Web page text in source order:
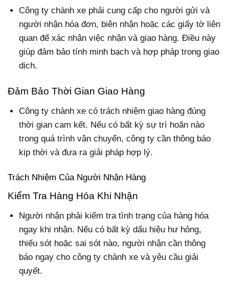
Công ty chành xe phải cung cấp cho người gửi và
người nhận hóa đơn, biên nhận hoặc các giấy tờ liên
quan để xác nhận việc nhận và giao hàng. Điều này
giúp đảm bảo tính minh bạch và hợp pháp trong giao
dịch.
Đảm Bảo Thời Gian Giao Hàng
Công ty chành xe có trách nhiệm giao hàng đúng
thời gian cam kết. Nếu có bất kỳ sự trì hoãn nào
trong quá trình vận chuyển, công ty cần thông báo
kịp thời và đưa ra giải pháp hợp lý.
Trách Nhiệm Của Người Nhận Hàng
Kiểm Tra Hàng Hóa Khi Nhận
Người nhận phải kiểm tra tình trạng của hàng hóa
ngay khi nhận. Nếu có bất kỳ dấu hiệu hư hỏng,
thiếu sót hoặc sai sót nào, người nhận cần thông
báo ngay cho công ty chành xe và yêu cầu giải
quyết.